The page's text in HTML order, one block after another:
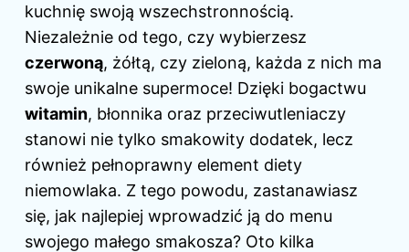
kuchnię swoją wszechstronnością.
Niezależnie od tego, czy wybierzesz
czerwoną, żółtą, czy zieloną, każda z nich ma
swoje unikalne supermoce! Dzięki bogactwu
witamin, błonnika oraz przeciwutleniaczy
stanowi nie tylko smakowity dodatek, lecz
również pełnoprawny element diety
niemowlaka. Z tego powodu, zastanawiasz
się, jak najlepiej wprowadzić ją do menu
swojego małego smakosza? Oto kilka